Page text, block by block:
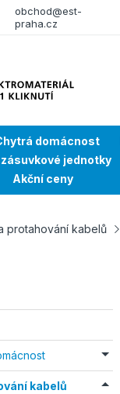
obchod@est-
praha.cz
domácnost
jednotky
Akční ceny
protahování kabelů
kabelů